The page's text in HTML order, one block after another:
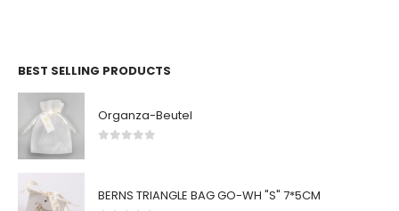
BEST SELLING PRODUCTS
Organza-Beutel
BERNS TRIANGLE BAG GO-WH "S" 7*5CM